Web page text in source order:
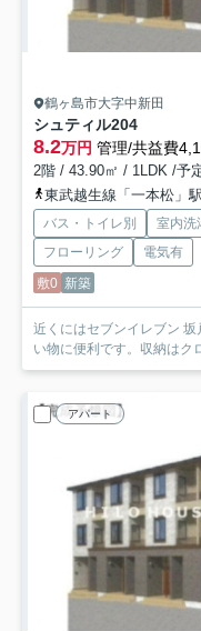
鶴ヶ島市大字中新田
シュティル204
8.2万円 管理/共益費
2階 / 43.90㎡ / 1LDK /予
東武越生線「一本松」
バス・トイレ別 室内洗
フローリング
電気有
敷0 新築
近くにはセブンイレブン
い物に便利です。収納はク
アパート